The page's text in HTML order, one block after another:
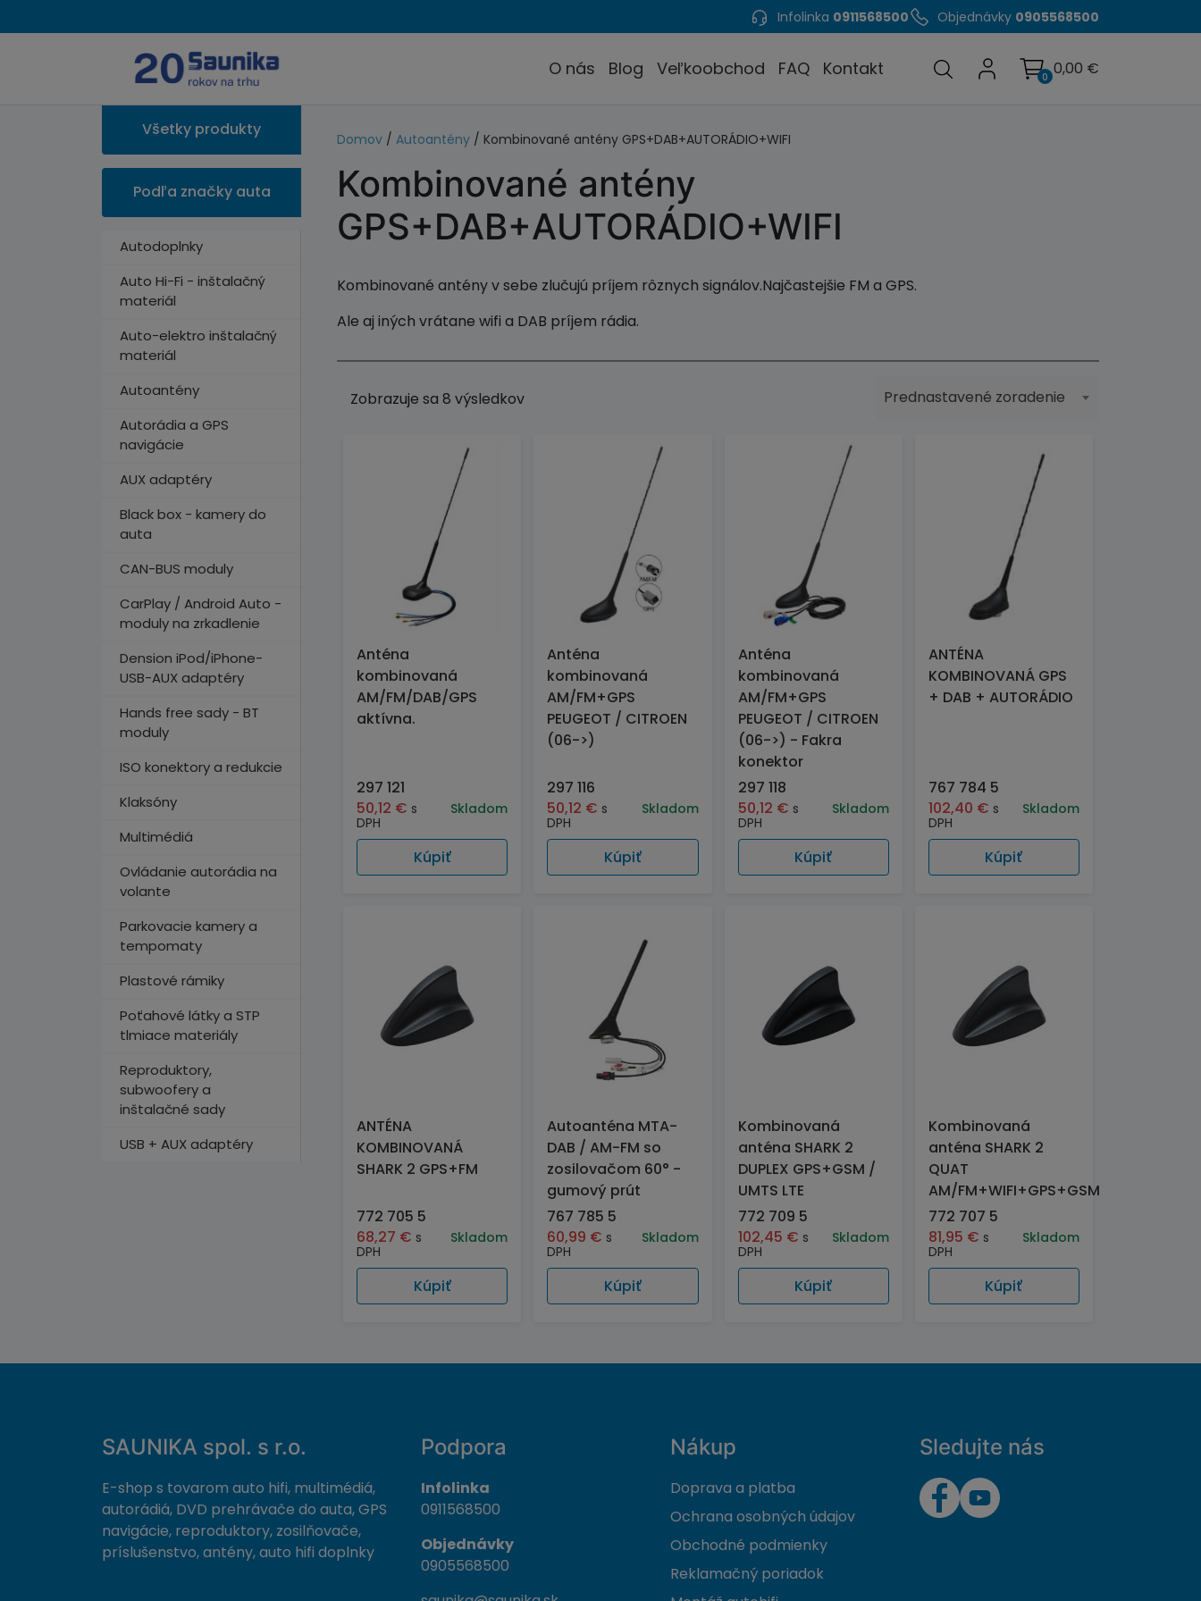
Infolinka 0911568500 Objednávky 0905568500
O nás Blog Veľkoobchod FAQ Kontakt 0 0,00 €
Všetky produkty
Podľa značky auta
Autodoplnky
Auto Hi-Fi - inštalačný
materiál
Auto-elektro inštalačný
materiál
Autoantény
Autorádia a GPS
navigácie
AUX adaptéry
Black box - kamery do
auta
CAN-BUS moduly
CarPlay / Android Auto -
moduly na zrkadlenie
Dension iPod/iPhone-
USB-AUX adaptéry
Hands free sady - BT
moduly
ISO konektory a redukcie
Klaksóny
Multimédiá
Ovládanie autorádia na
volante
Parkovacie kamery a
tempomaty
Plastové rámiky
Poťahové látky a STP
tlmiace materiály
Reproduktory,
subwoofery a
inštalačné sady
USB + AUX adaptéry
Domov /Autoantény / Kombinované antény GPS+DAB+AUTORÁDIO+WIFI
Kombinované antény
GPS+DAB+AUTORÁDIO+WIFI
Kombinované antény v sebe zlučujú príjem rôznych signálov.Najčastejšie FM a GPS.
Ale aj iných vrátane wifi a DAB príjem rádia.
Zobrazuje sa 8 výsledkov Prednastavené zoradenie
Anténa
kombinovaná
AM/FM/DAB/GPS
aktívna.
297 121
50,12 € s
DPH
Skladom
Kúpiť
Anténa
kombinovaná
AM/FM+GPS
PEUGEOT / CITROEN
(06->)
297 116
50,12 € s
DPH
Skladom
Kúpiť
Anténa
kombinovaná
AM/FM+GPS
PEUGEOT / CITROEN
(06->) - Fakra
konektor
297 118
50,12 € s
DPH
Skladom
Kúpiť
ANTÉNA
KOMBINOVANÁ GPS
+ DAB + AUTORÁDIO
767 784 5
102,40 € s
DPH
Skladom
Kúpiť
ANTÉNA
KOMBINOVANÁ
SHARK 2 GPS+FM
772 705 5
68,27 € s
DPH
Skladom
Kúpiť
Autoanténa MTA-
DAB / AM-FM so
zosilovačom 60° -
gumový prút
767 785 5
60,99 € s
DPH
Skladom
Kúpiť
Kombinovaná
anténa SHARK 2
DUPLEX GPS+GSM /
UMTS LTE
772 709 5
102,45 € s
DPH
Skladom
Kúpiť
Kombinovaná
anténa SHARK 2
QUAT
AM/FM+WIFI+GPS+GSM
772 707 5
81,95 € s
DPH
Skladom
Kúpiť
SAUNIKA spol. s r.o.
E-shop s tovarom auto hifi, multimédiá,
autorádiá, DVD prehrávače do auta, GPS
navigácie, reproduktory, zosilňovače,
príslušenstvo, antény, auto hifi doplnky
Podpora
Infolinka
0911568500
Objednávky
0905568500
Nákup
Doprava a platba
Ochrana osobných údajov
Obchodné podmienky
Reklamačný poriadok
Sledujte nás